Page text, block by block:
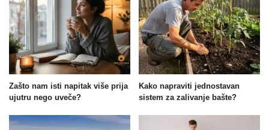
Zašto nam isti napitak više prija
ujutru nego uveče?
Kako napraviti jednostavan
sistem za zalivanje bašte?